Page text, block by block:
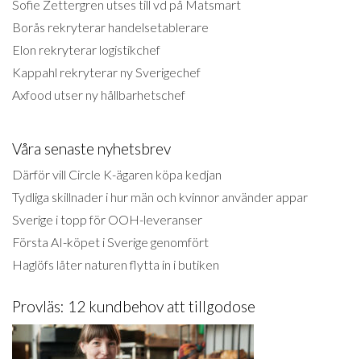
Sofie Zettergren utses till vd på Matsmart
Borås rekryterar handelsetablerare
Elon rekryterar logistikchef
Kappahl rekryterar ny Sverigechef
Axfood utser ny hållbarhetschef
Våra senaste nyhetsbrev
Därför vill Circle K-ägaren köpa kedjan
Tydliga skillnader i hur män och kvinnor använder appar
Sverige i topp för OOH-leveranser
Första AI-köpet i Sverige genomfört
Haglöfs låter naturen flytta in i butiken
Provläs: 12 kundbehov att tillgodose